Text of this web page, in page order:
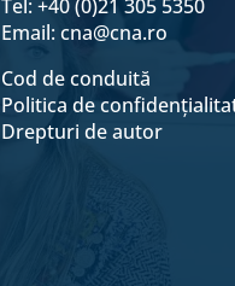
Tel: +40 (0)21 305 5350
Email:cna@cna.ro
Cod de conduită
Politica de
Drepturi de autor